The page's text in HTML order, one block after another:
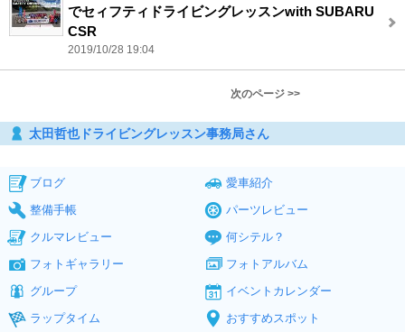
でセィフティドライビングレッスンwith SUBARU
CSR
2019/10/28 19:04
次のページ >>
太田哲也ドライビングレッスン事務局さん
ブログ
愛車紹介
整備手帳
パーツレビュー
クルマレビュー
何シテル？
フォトギャラリー
フォトアルバム
グループ
イベントカレンダー
ラップタイム
おすすめスポット